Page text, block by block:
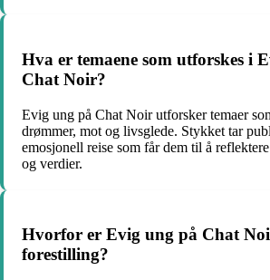
Hva er temaene som utforskes i
Chat Noir?
Evig ung på Chat Noir utforsker temaer
drømmer, mot og livsglede. Stykket tar
emosjonell reise som får dem til å
og verdier.
Hvorfor er Evig ung på Chat
forestilling?